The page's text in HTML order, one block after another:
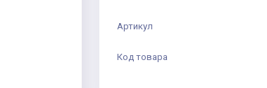
Артикул
Код товара